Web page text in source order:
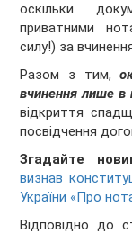
оскільки
приватними
силу!) за
Разом з тим,
вчинення лише в
відкриття
посвідчення
Згадайте
визнав
України «Про
Відповідно до